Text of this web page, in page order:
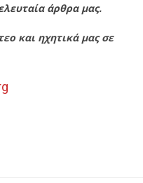
άρθρα μας.
και ηχητικά μας σε